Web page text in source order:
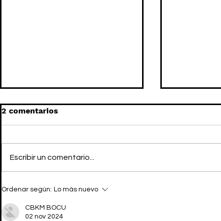
plataforma beauty que
democratiza el skincare
2 comentarios
Escribir un comentario...
Ordenar según: Lo más nuevo
CBKM BOCU
02 nov 2024